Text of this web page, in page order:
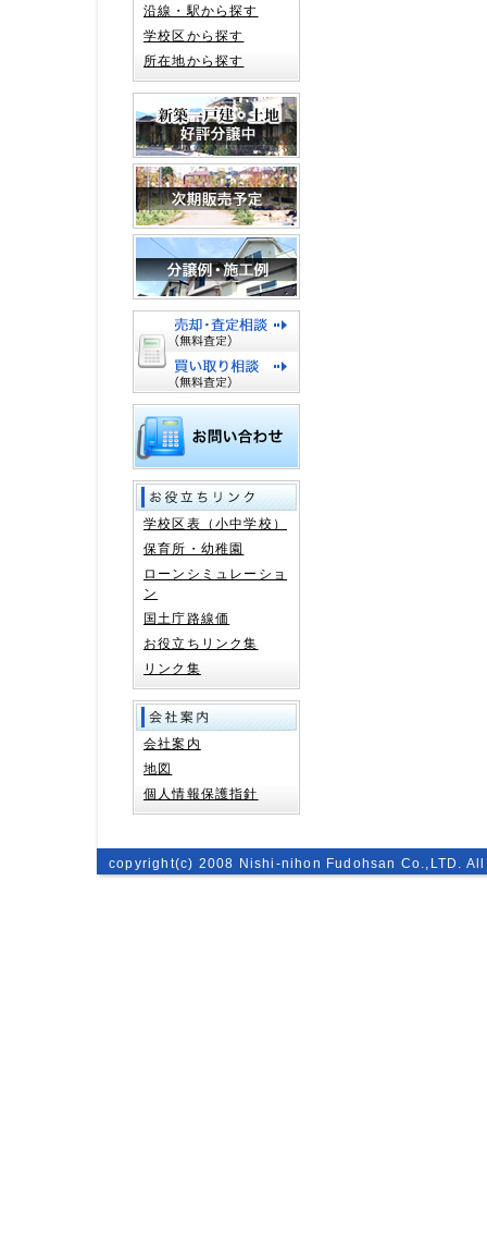
沿線・駅から探す
学校区から探す
所在地から探す
学校区表（小中学校）
保育所・幼稚園
ローンシミュレーショ
ン
国土庁路線価
お役立ちリンク集
リンク集
会社案内
地図
個人情報保護指針
copyright(c) 2008 Nishi-nihon Fudohsan Co.,LTD.